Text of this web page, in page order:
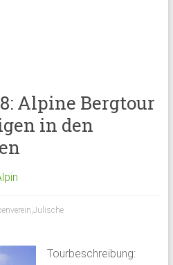
Alpine Bergtour
in den
,Julische
Tourbeschreibung: